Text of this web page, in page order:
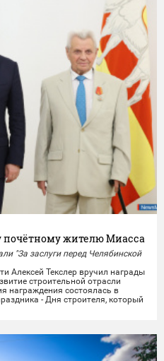
почётному жителю Миасса
"За заслуги перед Челябинской
Алексей Текслер вручил награды
строительной отрасли
награждения состоялась в
- Дня строителя, который